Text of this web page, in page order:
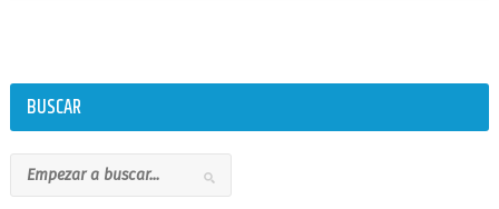
BUSCAR